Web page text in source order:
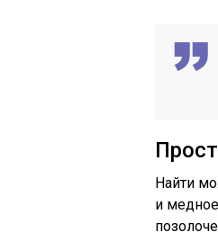
Найти
и